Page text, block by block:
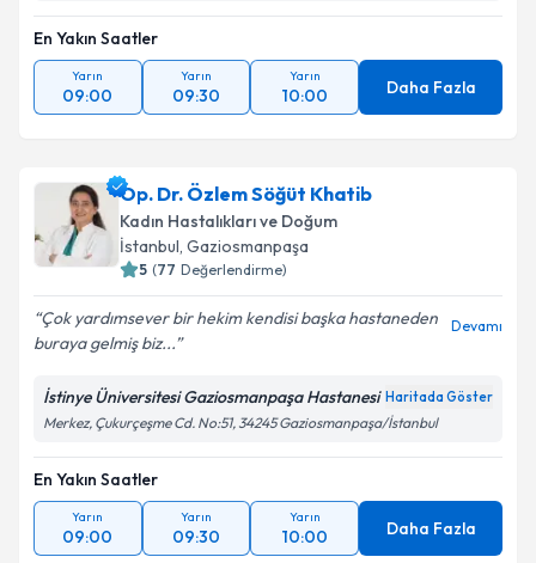
En Yakın Saatler
Yarın
09:00
Yarın
09:30
Yarın
10:00 Daha Fazla
Op. Dr. Özlem Söğüt Khatib
Kadın Hastalıkları ve Doğum
İstanbul, Gaziosmanpaşa
5 (77 Değerlendirme)
Çok yardımsever bir hekim kendisi başka hastaneden
buraya gelmiş biz...
Devamı
İstinye Üniversitesi Gaziosmanpaşa Hastanesi Haritada Göster
Merkez, Çukurçeşme Cd. No:51, 34245 Gaziosmanpaşa/İstanbul
En Yakın Saatler
Yarın
09:00
Yarın
09:30
Yarın
10:00 Daha Fazla